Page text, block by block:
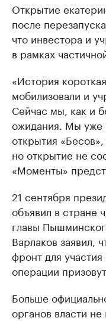
Открытие
после
что инвестора и
в рамках
«История
мобилизовали и
Сейчас мы, как и
ожидания. Мы уже
открытия
но открытие не
«Моменты»
21 сентября
объявил в стране
главы
Варлаков заявил,
фронт для
операции
Больше
органов власти не